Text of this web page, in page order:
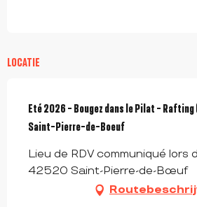
LOCATIE
Eté 2026 - Bougez dans le Pilat -
Saint-Pierre-de-Boeuf
Lieu de RDV communiqué lors
42520 Saint-Pierre-de-Bœuf